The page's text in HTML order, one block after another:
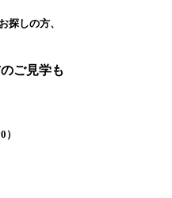
探しの方、
ご見学も